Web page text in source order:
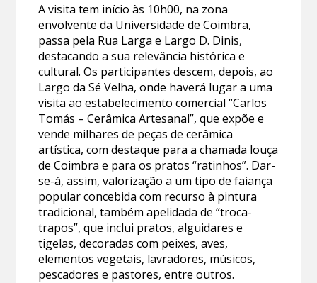
A visita tem início às 10h00, na zona
envolvente da Universidade de Coimbra,
passa pela Rua Larga e Largo D. Dinis,
destacando a sua relevância histórica e
cultural. Os participantes descem, depois, ao
Largo da Sé Velha, onde haverá lugar a uma
visita ao estabelecimento comercial “Carlos
Tomás – Cerâmica Artesanal”, que expõe e
vende milhares de peças de cerâmica
artística, com destaque para a chamada louça
de Coimbra e para os pratos “ratinhos”. Dar-
se-á, assim, valorização a um tipo de faiança
popular concebida com recurso à pintura
tradicional, também apelidada de “troca-
trapos”, que inclui pratos, alguidares e
tigelas, decoradas com peixes, aves,
elementos vegetais, lavradores, músicos,
pescadores e pastores, entre outros.